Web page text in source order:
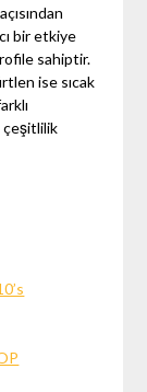
bir etkiye
sahiptir.
ise sıcak
çeşitlilik